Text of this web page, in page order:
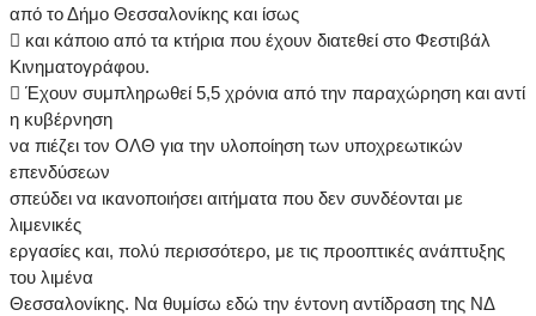
από το Δήμο Θεσσαλονίκης και ίσως
 και κάποιο από τα κτήρια που έχουν διατεθεί στο Φεστιβάλ
Κινηματογράφου.
 Έχουν συμπληρωθεί 5,5 χρόνια από την παραχώρηση και αντί
η κυβέρνηση
να πιέζει τον ΟΛΘ για την υλοποίηση των υποχρεωτικών
επενδύσεων
σπεύδει να ικανοποιήσει αιτήματα που δεν συνδέονται με
λιμενικές
εργασίες και, πολύ περισσότερο, με τις προοπτικές ανάπτυξης
του λιμένα
Θεσσαλονίκης. Να θυμίσω εδώ την έντονη αντίδραση της ΝΔ